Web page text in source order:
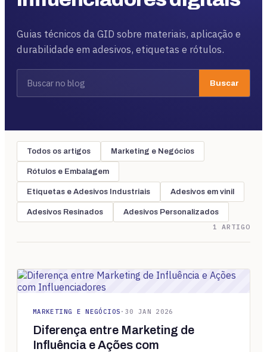
Guias técnicos da GID sobre materiais, aplicação e
durabilidade em adesivos, etiquetas e rótulos.
Buscar
Todos os artigos Marketing e Negócios
Rótulos e Embalagem
Etiquetas e Adesivos Industriais Adesivos em vinil
Adesivos Resinados Adesivos Personalizados
1 ARTIGO
MARKETING E NEGÓCIOS · 30 JAN 2026
Diferença entre Marketing de
Influência e Ações com